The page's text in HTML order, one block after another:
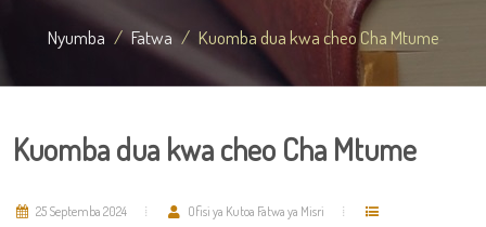
Nyumba Fatwa Kuomba dua kwa cheo Cha Mtume
Kuomba dua kwa cheo Cha Mtume
25 Septemba 2024 Ofisi ya Kutoa Fatwa ya Misri